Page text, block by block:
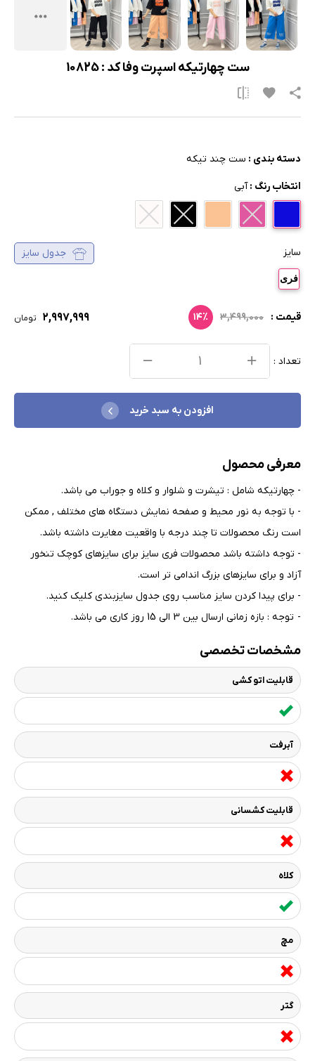
ست چهارتیکه اسپرت وفا کد : 10825
دسته بندی : ست چند تیکه
انتخاب رنگ :آبی
سایز جدول سایز
فری
قیمت : ۳,۴۹۹,۰۰۰ ۱۴٪ ۲,۹۹۷,۹۹۹ تومان
تعداد :
افزودن به سبد خرید
معرفی محصول
- چهارتیکه شامل : تیشرت و شلوار و کلاه و جوراب می باشد.
- با توجه به نور محیط و صفحه نمایش دستگاه های مختلف , ممکن
است رنگ محصولات تا چند درجه با واقعیت مغایرت داشته باشد.
- توجه داشته باشد محصولات فری سایز برای سایزهای کوچک تنخور
آزاد و برای سایزهای بزرگ اندامی تر است.
- برای پیدا کردن سایز مناسب روی جدول سایزبندی کلیک کنید.
- توجه : بازه زمانی ارسال بین 3 الی 15 روز کاری می باشد.
مشخصات تخصصی
قابلیت اتو کشی
آبرفت
قابلیت کشسانی
کلاه
مچ
گتر